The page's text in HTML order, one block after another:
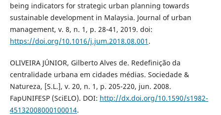
being indicators for strategic urban planning towards
sustainable development in Malaysia. Journal of urban
management, v. 8, n. 1, p. 28-41, 2019. doi:
https://doi.org/10.1016/j.jum.2018.08.001 .
OLIVEIRA JÚNIOR, Gilberto Alves de. Redefinição da
centralidade urbana em cidades médias. Sociedade &
Natureza, [S.L.], v. 20, n. 1, p. 205-220, jun. 2008.
FapUNIFESP (SciELO). DOI: http://dx.doi.org/10.1590/s1982-
45132008000100014.